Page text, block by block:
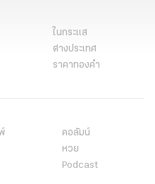
ในกระแส
ต่างประเทศ
ราคาทองคำ
คอลัมน์
หวย
Podcast